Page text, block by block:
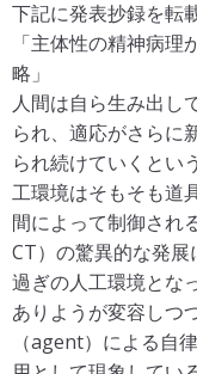
樹書院, 104-112,
前田貴記：主体性
重なるところ．精
bview.isho.jp/
27?searched=2
前田貴記：“自我”
8(4):421-426,
o01/bo0102/
前田貴記：妄想知
「異質性（
(5); 327-332, 2025.
前田貴記：ことば
下記に発表抄録を転
「主体性の精神病
略」
人間は自ら生み出し
られ、適応がさらに
られ続けていくとい
工環境はそもそも道
間によって制御され
CT）の驚異的な発展
過ぎの人工環境とな
ありようが変容しつ
（agent）による自